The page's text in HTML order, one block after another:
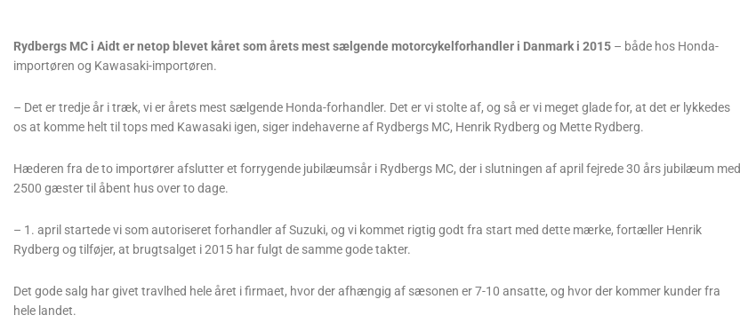
Rydbergs MC i Aidt er netop blevet kåret som årets mest sælgende motorcykelforhandler i Danmark i 2015 – både hos Honda-
importøren og Kawasaki-importøren.
– Det er tredje år i træk, vi er årets mest sælgende Honda-forhandler. Det er vi stolte af, og så er vi meget glade for, at det er lykkedes
os at komme helt til tops med Kawasaki igen, siger indehaverne af Rydbergs MC, Henrik Rydberg og Mette Rydberg.
Hæderen fra de to importører afslutter et forrygende jubilæumsår i Rydbergs MC, der i slutningen af april fejrede 30 års jubilæum med
2500 gæster til åbent hus over to dage.
– 1. april startede vi som autoriseret forhandler af Suzuki, og vi kommet rigtig godt fra start med dette mærke, fortæller Henrik
Rydberg og tilføjer, at brugtsalget i 2015 har fulgt de samme gode takter.
Det gode salg har givet travlhed hele året i firmaet, hvor der afhængig af sæsonen er 7-10 ansatte, og hvor der kommer kunder fra
hele landet.